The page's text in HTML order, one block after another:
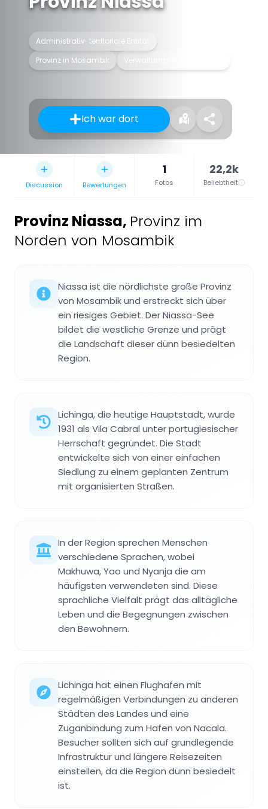
Administrativ-territoriale Entität
Provinz in Mosambik
Verwaltungseinheit 1. Ebene
Ich war dort
Discussion Bewertungen
1
Fotos
22,2k
Beliebtheit
Provinz Niassa, Provinz im
Norden von Mosambik
Niassa ist die nördlichste große Provinz
von Mosambik und erstreckt sich über
ein riesiges Gebiet. Der Niassa-See
bildet die westliche Grenze und prägt
die Landschaft dieser dünn besiedelten
Region.
Lichinga, die heutige Hauptstadt, wurde
1931 als Vila Cabral unter portugiesischer
Herrschaft gegründet. Die Stadt
entwickelte sich von einer einfachen
Siedlung zu einem geplanten Zentrum
mit organisierten Straßen.
In der Region sprechen Menschen
verschiedene Sprachen, wobei
Makhuwa, Yao und Nyanja die am
häufigsten verwendeten sind. Diese
sprachliche Vielfalt prägt das alltägliche
Leben und die Begegnungen zwischen
den Bewohnern.
Lichinga hat einen Flughafen mit
regelmäßigen Verbindungen zu anderen
Städten des Landes und eine
Zuganbindung zum Hafen von Nacala.
Besucher sollten sich auf grundlegende
Infrastruktur und längere Reisezeiten
einstellen, da die Region dünn besiedelt
ist.